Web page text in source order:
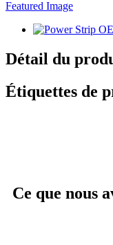
Détail du
Étiquettes de
Ce que nous